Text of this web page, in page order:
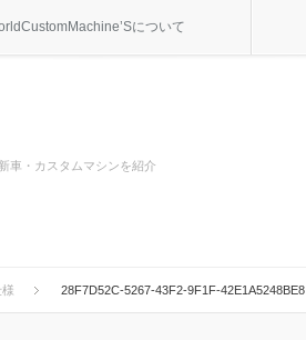
について
車・カスタムマシンを紹介
28F7D52C-5267-43F2-9F1F-42E1A5248BE8